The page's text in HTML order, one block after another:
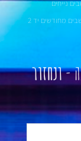
נייחים
מחודשים יד 2
-ונחזור